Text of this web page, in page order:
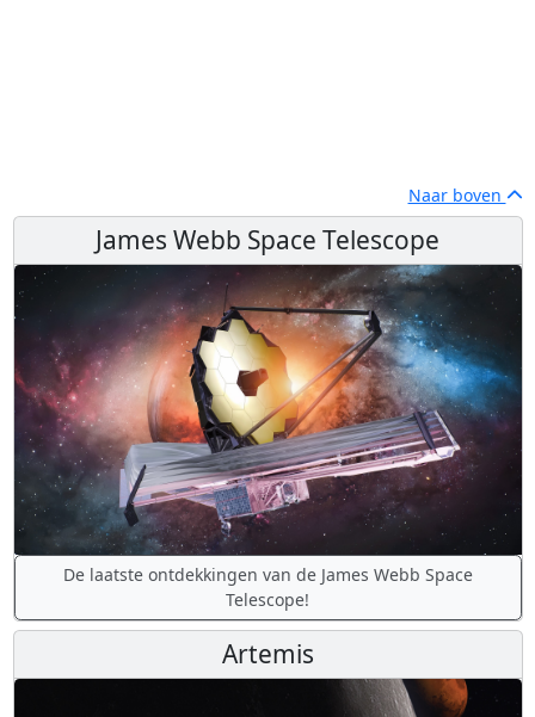
Naar boven
James Webb Space Telescope
De laatste ontdekkingen van de James Webb Space
Telescope!
Artemis